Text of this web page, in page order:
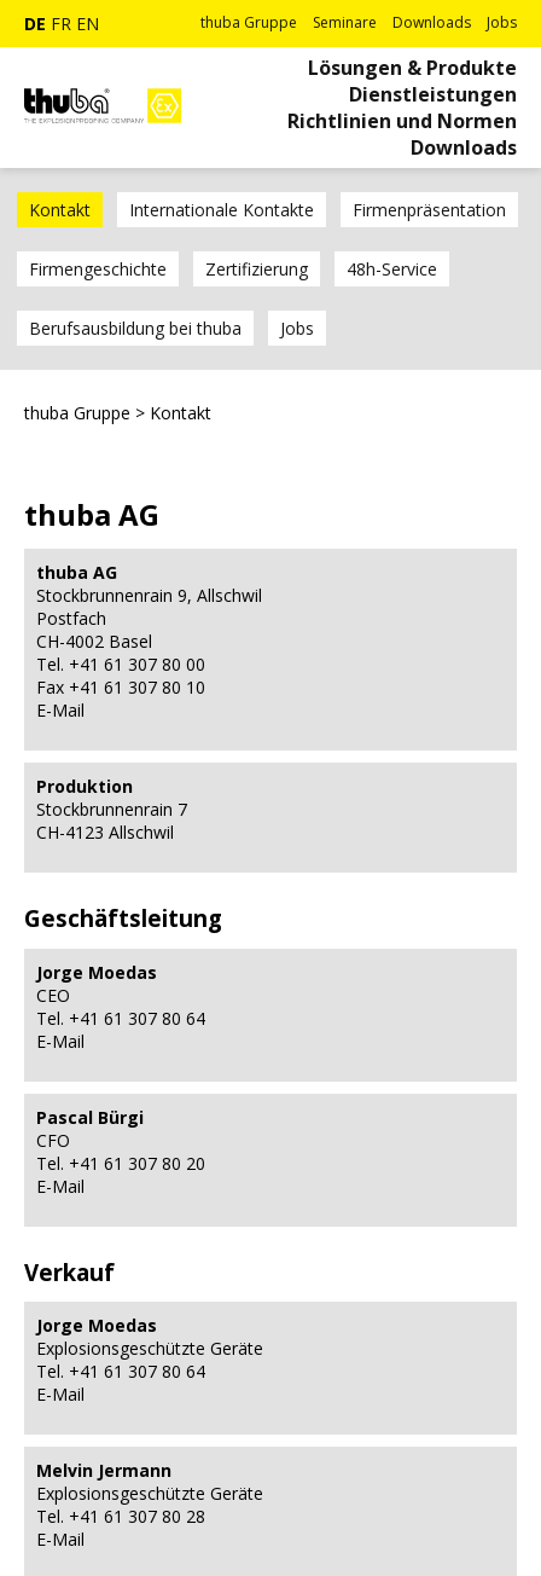
DE FR EN thuba Gruppe Seminare Downloads Jobs
Lösungen & Produkte
Dienstleistungen
Richtlinien und Normen
Downloads
Kontakt Internationale Kontakte Firmenpräsentation
Firmengeschichte Zertifizierung 48h-Service
Berufsausbildung bei thuba Jobs
thuba Gruppe > Kontakt
thuba AG
thuba AG
Stockbrunnenrain 9, Allschwil
Postfach
CH-4002 Basel
Tel. +41 61 307 80 00
Fax +41 61 307 80 10
E-Mail
Produktion
Stockbrunnenrain 7
CH-4123 Allschwil
Geschäftsleitung
Jorge Moedas
CEO
Tel. +41 61 307 80 64
E-Mail
Pascal Bürgi
CFO
Tel. +41 61 307 80 20
E-Mail
Verkauf
Jorge Moedas
Explosions­geschützte Geräte
Tel. +41 61 307 80 64
E-Mail
Melvin Jermann
Explosions­geschützte Geräte
Tel. +41 61 307 80 28
E-Mail